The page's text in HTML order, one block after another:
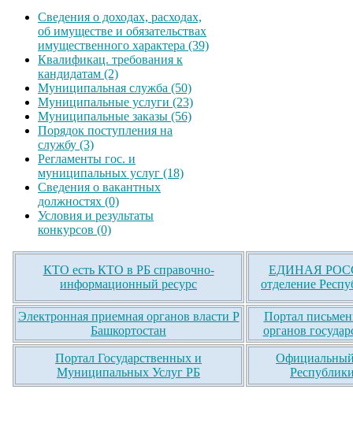
Сведения о доходах, расходах,
об имуществе и обязательствах
имущественного характера (39)
Квалификац. требования к
кандидатам (2)
Муниципальная служба (50)
Муниципальные услуги (23)
Муниципальные заказы (56)
Порядок поступления на
службу (3)
Регламенты гос. и
муниципальных услуг (18)
Сведения о вакантных
должностях (0)
Условия и результаты
конкурсов (0)
КТО есть КТО в РБ справочно-
информационный ресурс
ЕДИНАЯ
отделение
Электронная приемная органов власти Р
Башкортостан
Портал
органов
Портал Государственных и
Муниципальных Услуг РБ
Официальный